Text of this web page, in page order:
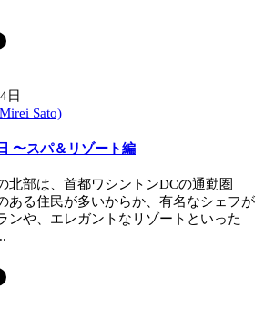
日
Sato)
〜スパ＆リゾート編
部は、首都ワシントンDCの通勤圏
ある住民が多いからか、有名なシェフが
ンや、エレガントなリゾートといった